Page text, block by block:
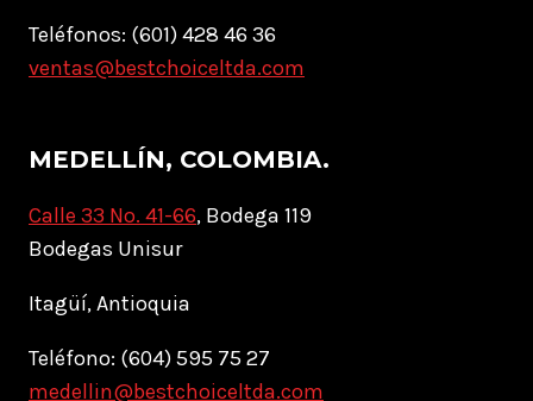
Teléfonos: (601) 428 46 36
ventas@bestchoiceltda.com
MEDELLÍN, COLOMBIA.
Calle 33 No. 41-66, Bodega 119
Bodegas Unisur
Itagüí, Antioquia
Teléfono: (604) 595 75 27
medellin@bestchoiceltda.com